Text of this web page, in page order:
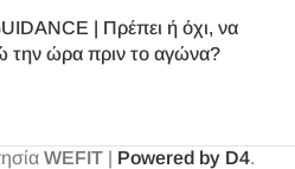
| Πρέπει ή όχι, να
την ώρα πριν το αγώνα?
WEFIT| Powered by D4.